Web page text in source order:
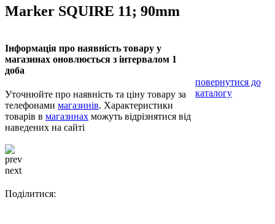
Marker SQUIRE 11; 90mm
Інформація про наявність товару у
магазинах оновлюється з інтервалом 1
доба
Уточнюйте про наявність та ціну товару за
телефонами магазинів. Характеристики
товарів в магазинах можуть відрізнятися від
наведених на сайті
повернутися до
каталогу
prev
next
Поділитися: